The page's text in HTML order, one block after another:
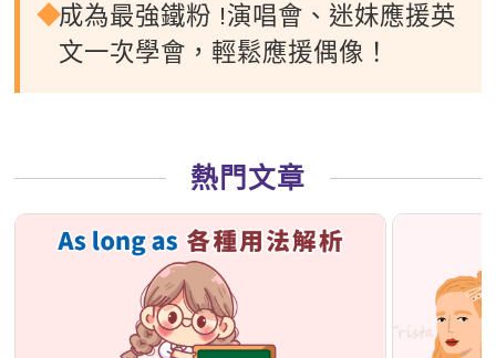
成為最強鐵粉 !演唱會、迷妹應援英
文一次學會，輕鬆應援偶像！
熱門文章